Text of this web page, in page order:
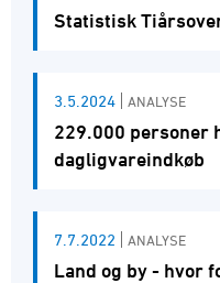
Statistisk
3.5.2024 ANALYSE
229.000 personer
dagligvareindkøb
7.7.2022 ANALYSE
Land og by - hvor